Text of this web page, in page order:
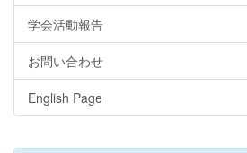
学会活動報告
お問い合わせ
English Page